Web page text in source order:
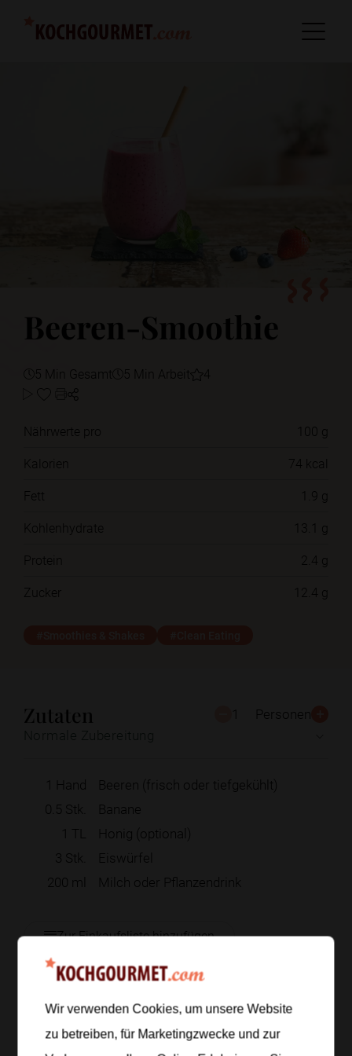
Beeren-Smoothie
5 Min Gesamt 5 Min Arbeit 4
Nährwerte pro
100 g
Kalorien
74 kcal
Fett
1.9 g
Kohlenhydrate
13.1 g
Protein
2.4 g
Zucker
12.4 g
Zutaten 1
Personen
1 Hand
Beeren (frisch oder tiefgekühlt)
0.5 Stk.
Banane
1 TL
Honig (optional)
3 Stk.
Eiswürfel
200 ml Milch oder Pflanzendrink
Zur Einkaufsliste hinzufügen
Zubereitung
Wir verwenden Cookies, um unsere Website
zu betreiben, für Marketingzwecke und zur